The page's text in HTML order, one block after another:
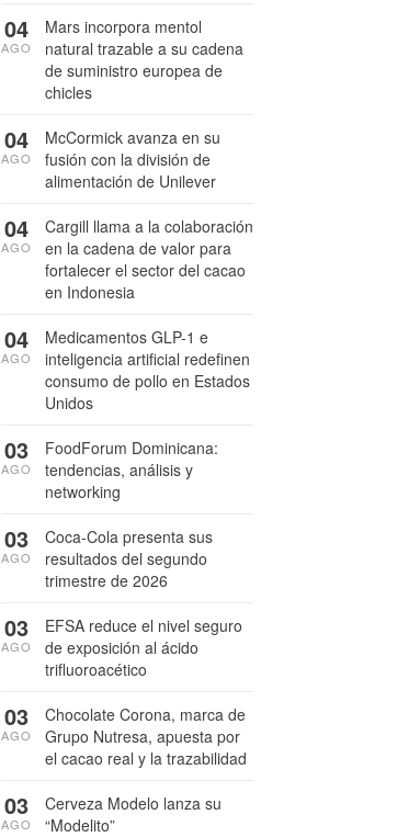
Mars incorpora mentol
natural trazable a su cadena
de suministro europea de
chicles
04
AGO
McCormick avanza en su
fusión con la división de
alimentación de Unilever
04
AGO
Cargill llama a la colaboración
en la cadena de valor para
fortalecer el sector del cacao
en Indonesia
04
AGO
Medicamentos GLP-1 e
inteligencia artificial redefinen
consumo de pollo en Estados
Unidos
04
AGO
FoodForum Dominicana:
tendencias, análisis y
networking
03
AGO
Coca-Cola presenta sus
resultados del segundo
trimestre de 2026
03
AGO
EFSA reduce el nivel seguro
de exposición al ácido
trifluoroacético
03
AGO
Chocolate Corona, marca de
Grupo Nutresa, apuesta por
el cacao real y la trazabilidad
03
AGO
Cerveza Modelo lanza su
“Modelito”
03
AGO